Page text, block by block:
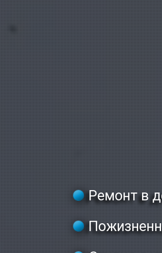
Ремонт в